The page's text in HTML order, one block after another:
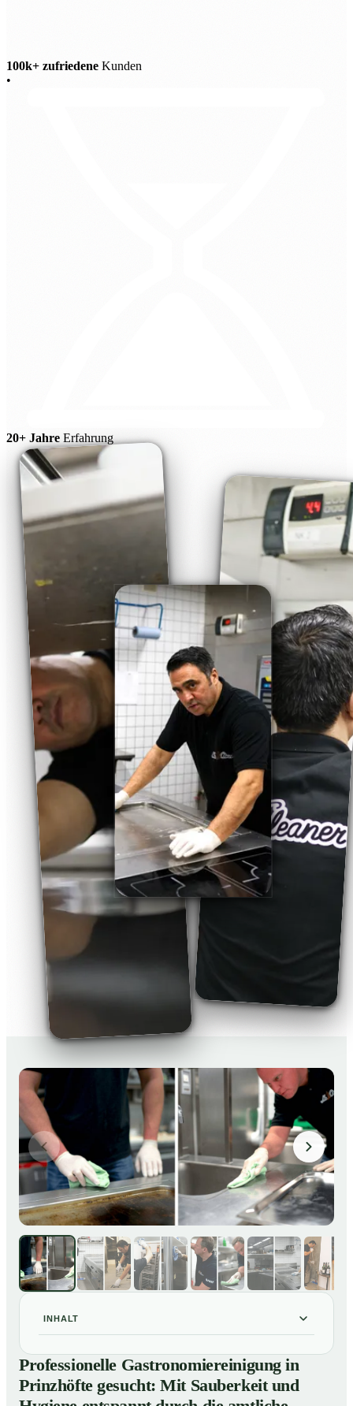
100k+ zufriedene Kunden
•
20+ Jahre Erfahrung
INHALT
01 Professionelle Gastronomiereinigung in Prinzhöfte
gesucht: Mit Sauberkeit und Hygiene entspannt durch
die amtliche Kontrolle
Professionelle Gastronomiereinigung in
Prinzhöfte gesucht: Mit Sauberkeit und